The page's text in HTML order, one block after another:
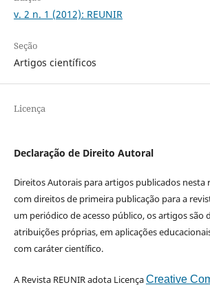
v. 2 n. 1 (2012): REUNIR
Seção
Artigos científicos
Licença
Declaração de Direito Autoral
Direitos Autorais para artigos publicados nesta
com direitos de primeira publicação para a
um periódico de acesso público, os artigos são
atribuições próprias, em aplicações
com caráter científico.
A Revista REUNIR adota LicençaCreative